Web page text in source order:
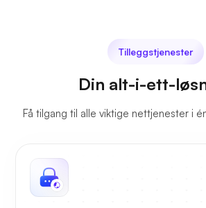
Tilleggstjenester
Din alt-i-ett-
Få tilgang til alle viktige nettjenester i